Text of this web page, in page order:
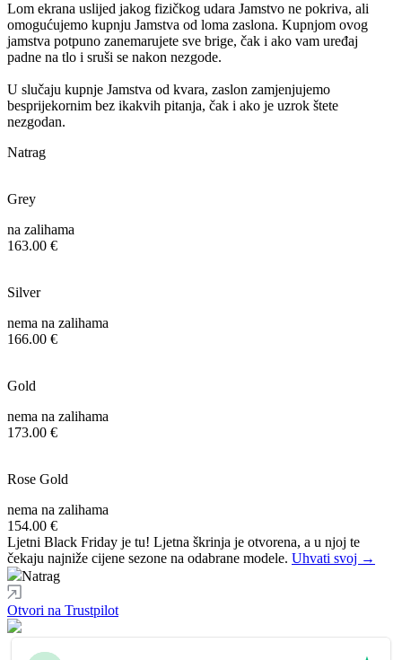
Lom ekrana uslijed jakog fizičkog udara Jamstvo ne pokriva, ali
omogućujemo kupnju Jamstva od loma zaslona. Kupnjom ovog
jamstva potpuno zanemarujete sve brige, čak i ako vam uređaj
padne na tlo i sruši se nakon nezgode.
U slučaju kupnje Jamstva od kvara, zaslon zamjenjujemo
besprijekornim bez ikakvih pitanja, čak i ako je uzrok štete
nezgodan.
Natrag
Grey
na zalihama
163.00 €
Silver
nema na zalihama
166.00 €
Gold
nema na zalihama
173.00 €
Rose Gold
nema na zalihama
154.00 €
Ljetni Black Friday je tu! Ljetna škrinja je otvorena, a u njoj te
čekaju najniže cijene sezone na odabrane modele. Uhvati svoj →
Natrag
Otvori na Trustpilot